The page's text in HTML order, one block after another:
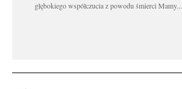
głębokiego współczucia z powodu śmierci Mamy...